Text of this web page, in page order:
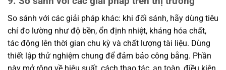
So sánh với các giải pháp khác: khi đối sánh, hãy dùng tiêu
chí đo lường như độ bền, ổn định nhiệt, kháng hóa chất,
tác động lên thời gian chu kỳ và chất lượng tài liệu. Dùng
thiết lập thử nghiệm chung để đảm bảo công bằng. Phần